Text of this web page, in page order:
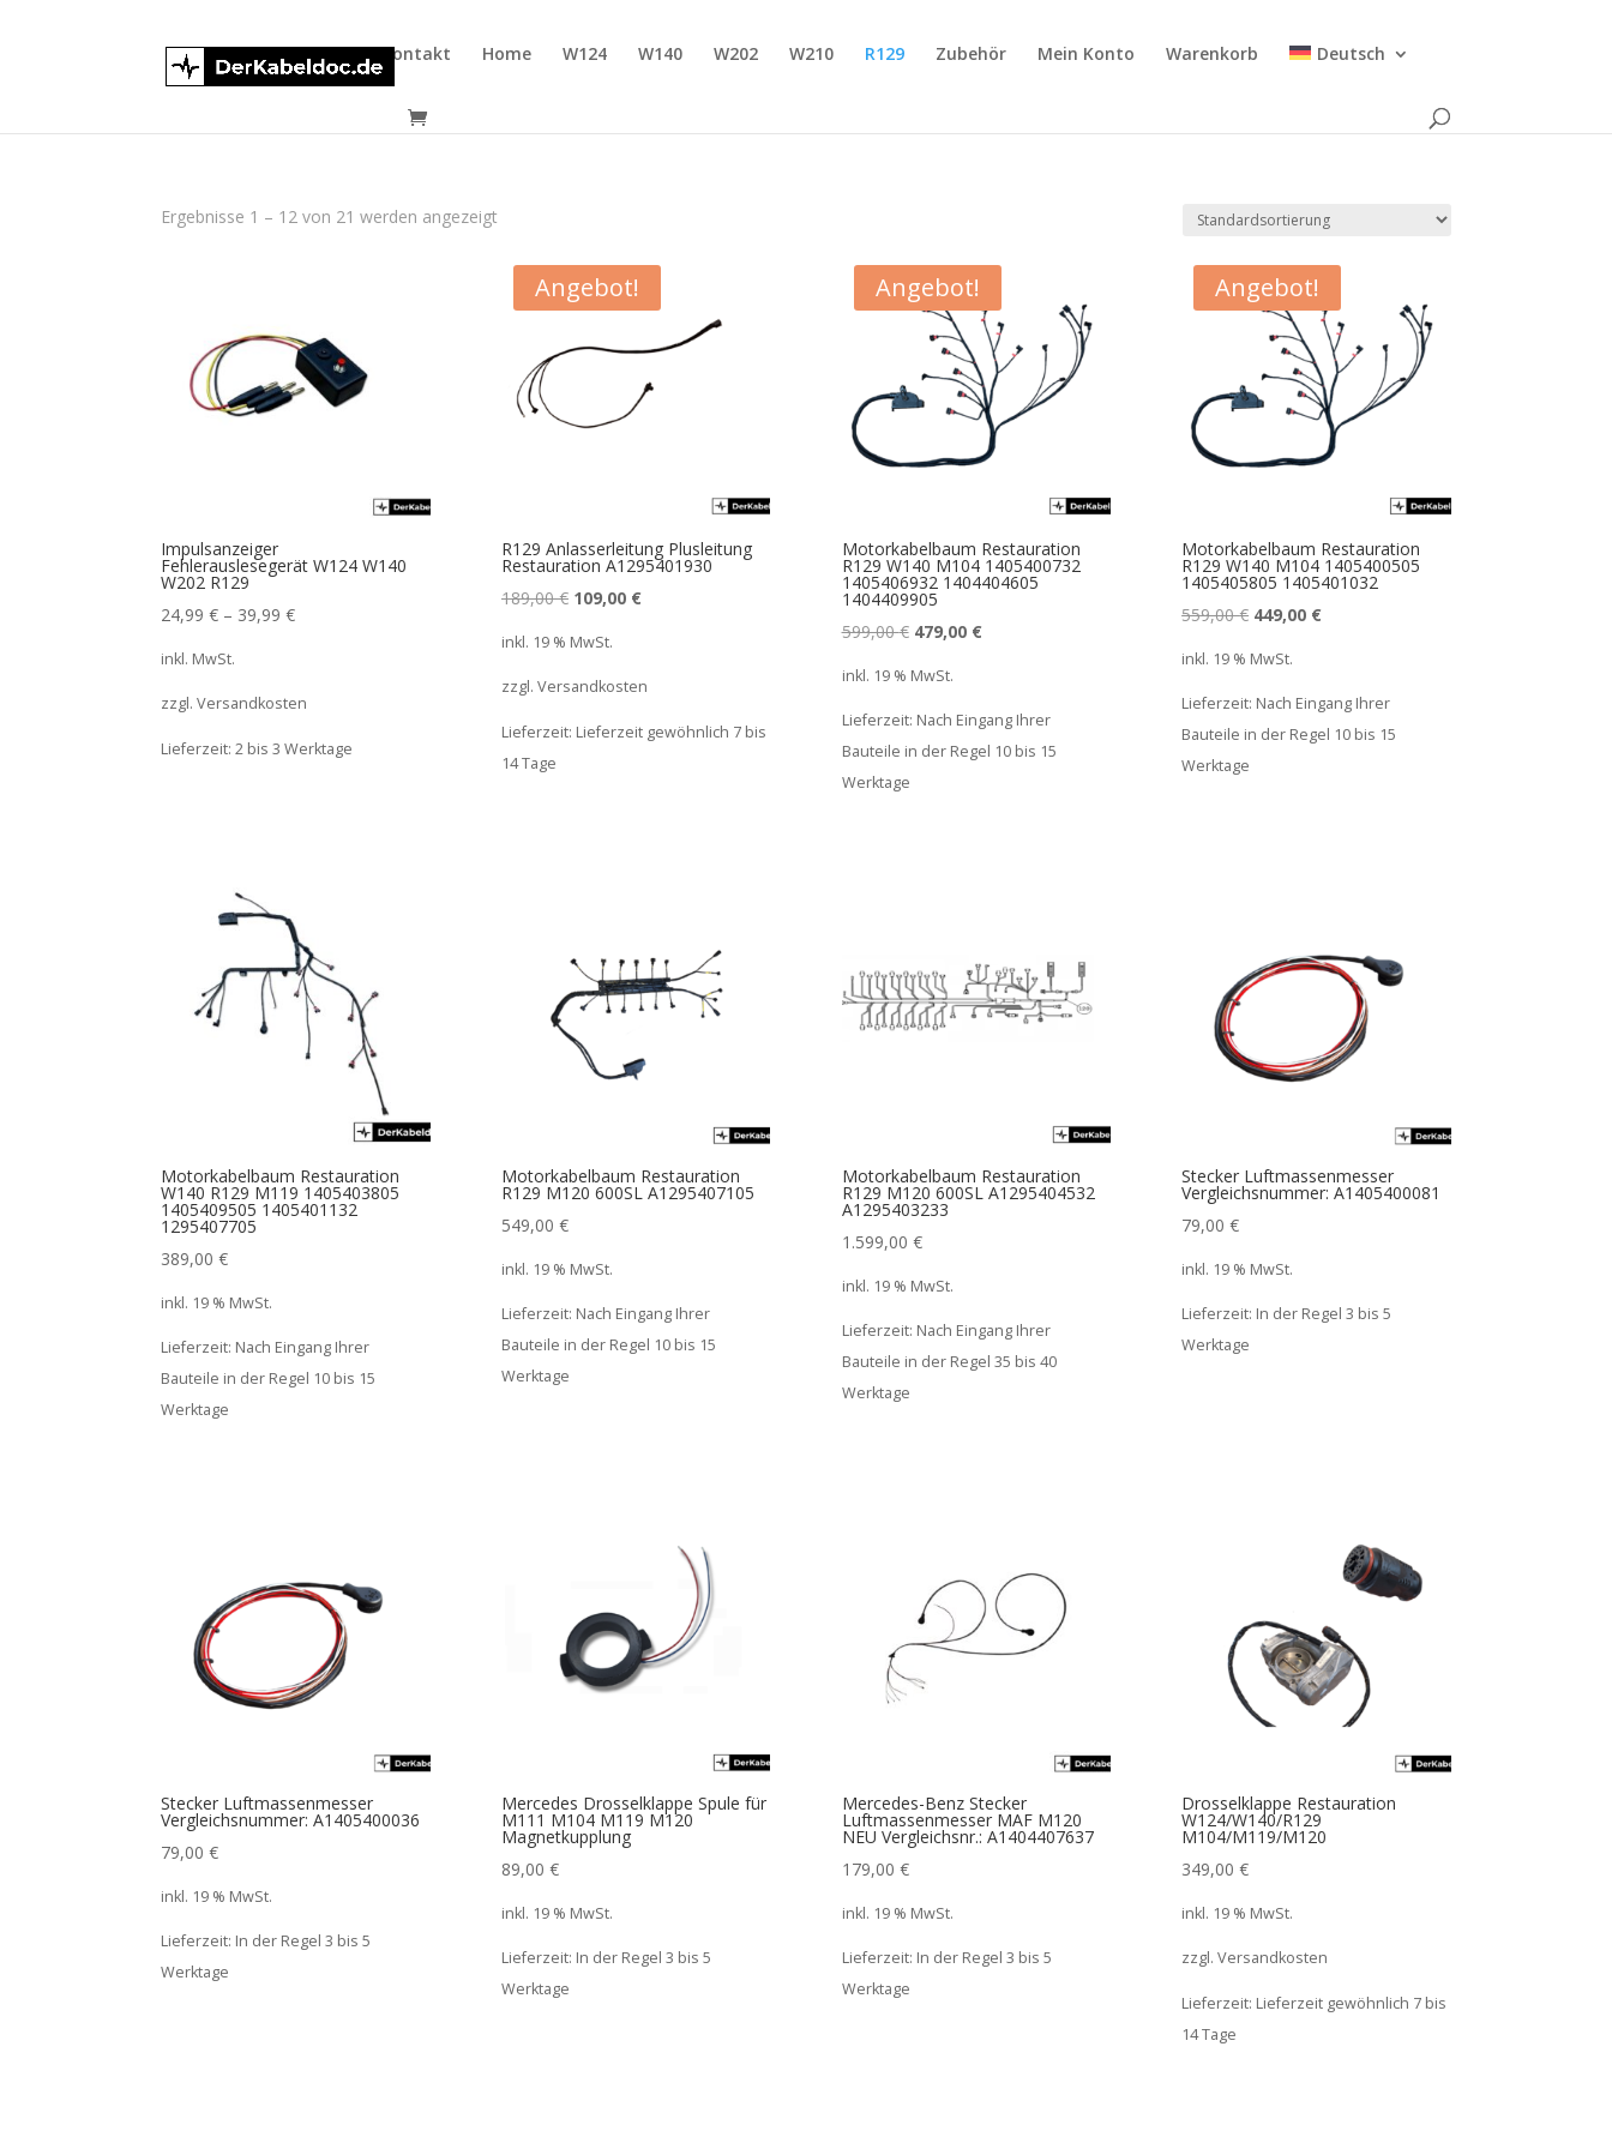
Kontakt Home W124 W140 W202 W210 R129 Zubehör Mein Konto Warenkorb Deutsch
Ergebnisse 1 – 12 von 21 werden angezeigt
Impulsanzeiger
Fehlerauslesegerät W124 W140
W202 R129
24,99€ – 39,99€
inkl. MwSt.
zzgl. Versandkosten
Lieferzeit:2 bis 3 Werktage
Angebot!
R129 Anlasserleitung Plusleitung
Restauration A1295401930
189,00€ Ursprünglicher
189,00 €
109,00 €Aktueller
109,00 €.
inkl. 19 % MwSt.
zzgl. Versandkosten
Lieferzeit: Lieferzeit gewöhnlich 7 bis
14 Tage
Angebot!
Motorkabelbaum Restauration
R129 W140 M104 1405400732
1405406932 1404404605
1404409905
599,00€ Ursprünglicher
599,00 €
479,00 €Aktueller
479,00 €.
inkl. 19 % MwSt.
Lieferzeit: Nach Eingang Ihrer
Bauteile in der Regel 10 bis 15
Werktage
Angebot!
Motorkabelbaum Restauration
R129 W140 M104 1405400505
1405405805 1405401032
559,00€ Ursprünglicher
559,00 €
449,00 €Aktueller
449,00 €.
inkl. 19 % MwSt.
Lieferzeit: Nach Eingang Ihrer
Bauteile in der Regel 10 bis 15
Werktage
Motorkabelbaum Restauration
W140 R129 M119 1405403805
1405409505 1405401132
1295407705
389,00€
inkl. 19 % MwSt.
Lieferzeit: Nach Eingang Ihrer
Bauteile in der Regel 10 bis 15
Werktage
Motorkabelbaum Restauration
R129 M120 600SL A1295407105
549,00 €
inkl. 19 % MwSt.
Lieferzeit: Nach Eingang Ihrer
Bauteile in der Regel 10 bis 15
Werktage
Motorkabelbaum Restauration
R129 M120 600SL A1295404532
A1295403233
1.599,00 €
inkl. 19 % MwSt.
Lieferzeit: Nach Eingang Ihrer
Bauteile in der Regel 35 bis 40
Werktage
Stecker Luftmassenmesser
Vergleichsnummer: A1405400081
79,00€
inkl. 19 % MwSt.
Lieferzeit: In der Regel 3 bis 5
Werktage
Stecker Luftmassenmesser
Vergleichsnummer: A1405400036
79,00€
inkl. 19 % MwSt.
Lieferzeit: In der Regel 3 bis 5
Werktage
Mercedes Drosselklappe Spule für
M111 M104 M119 M120
Magnetkupplung
89,00 €
inkl. 19 % MwSt.
Lieferzeit: In der Regel 3 bis 5
Werktage
Mercedes-Benz Stecker
Luftmassenmesser MAF M120
NEU Vergleichsnr.: A1404407637
179,00 €
inkl. 19 % MwSt.
Lieferzeit: In der Regel 3 bis 5
Werktage
Drosselklappe Restauration
W124/W140/R129
M104/M119/M120
349,00€
inkl. 19 % MwSt.
zzgl. Versandkosten
Lieferzeit: Lieferzeit gewöhnlich 7 bis
14 Tage